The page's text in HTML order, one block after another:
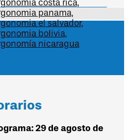
29 de agosto de